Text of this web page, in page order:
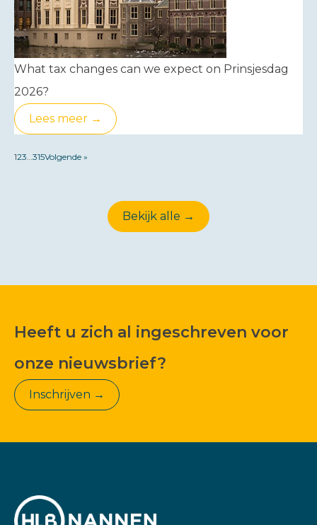
What tax changes can we expect on Prinsjesdag
2026?
Lees meer →
123 315Volgende »
Bekijk alle →
Heeft u zich al ingeschreven voor
onze nieuwsbrief?
Inschrijven →